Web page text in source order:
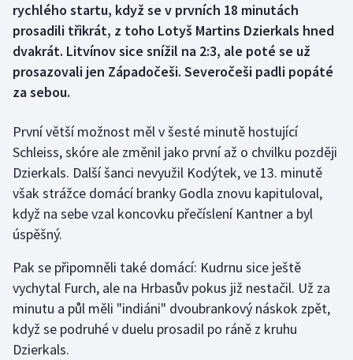
Curling
Dostihy
Golf
Gymnastika
Jezdectví
Judo
rychlého startu, když se v prvních 18 minutách
prosadili třikrát, z toho Lotyš Martins Dzierkals hned
dvakrát. Litvínov sice snížil na 2:3, ale poté se už
prosazovali jen Západočeši. Severočeši padli popáté
za sebou.
První větší možnost měl v šesté minutě hostující
Schleiss, skóre ale změnil jako první až o chvilku později
Dzierkals. Další šanci nevyužil Kodýtek, ve 13. minutě
však strážce domácí branky Godla znovu kapituloval,
když na sebe vzal koncovku přečíslení Kantner a byl
úspěšný.
Pak se připomněli také domácí: Kudrnu sice ještě
vychytal Furch, ale na Hrbasův pokus již nestačil. Už za
minutu a půl měli "indiáni" dvoubrankový náskok zpět,
když se podruhé v duelu prosadil po ráně z kruhu
Dzierkals.